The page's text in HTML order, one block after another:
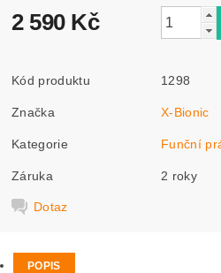
2 590 Kč
Kód produktu 1298
Značka X-Bionic
Kategorie Funční
Záruka 2 roky
Dotaz
POPIS